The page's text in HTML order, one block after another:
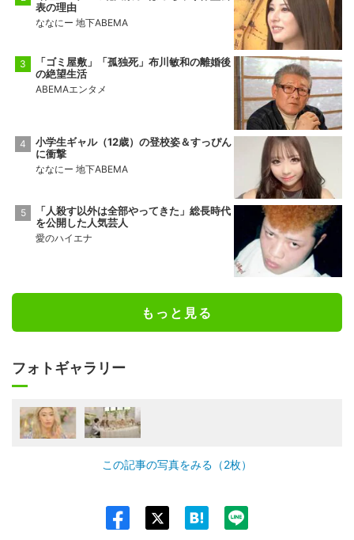
表の理由
ななにー 地下ABEMA
「ゴミ屋敷」「孤独死」布川敏和の離婚後
の絶望生活
ABEMAエンタメ
小学生ギャル（12歳）の登校姿＆すっぴん
に衝撃
ななにー 地下ABEMA
「人殺す以外は全部やってきた」総長時代
を公開した人気芸人
愛のハイエナ
もっと見る
フォトギャラリー
この記事の写真をみる（2枚）